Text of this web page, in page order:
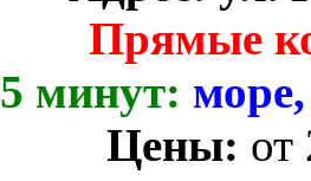
Прямые
5 минут:
Цены: от